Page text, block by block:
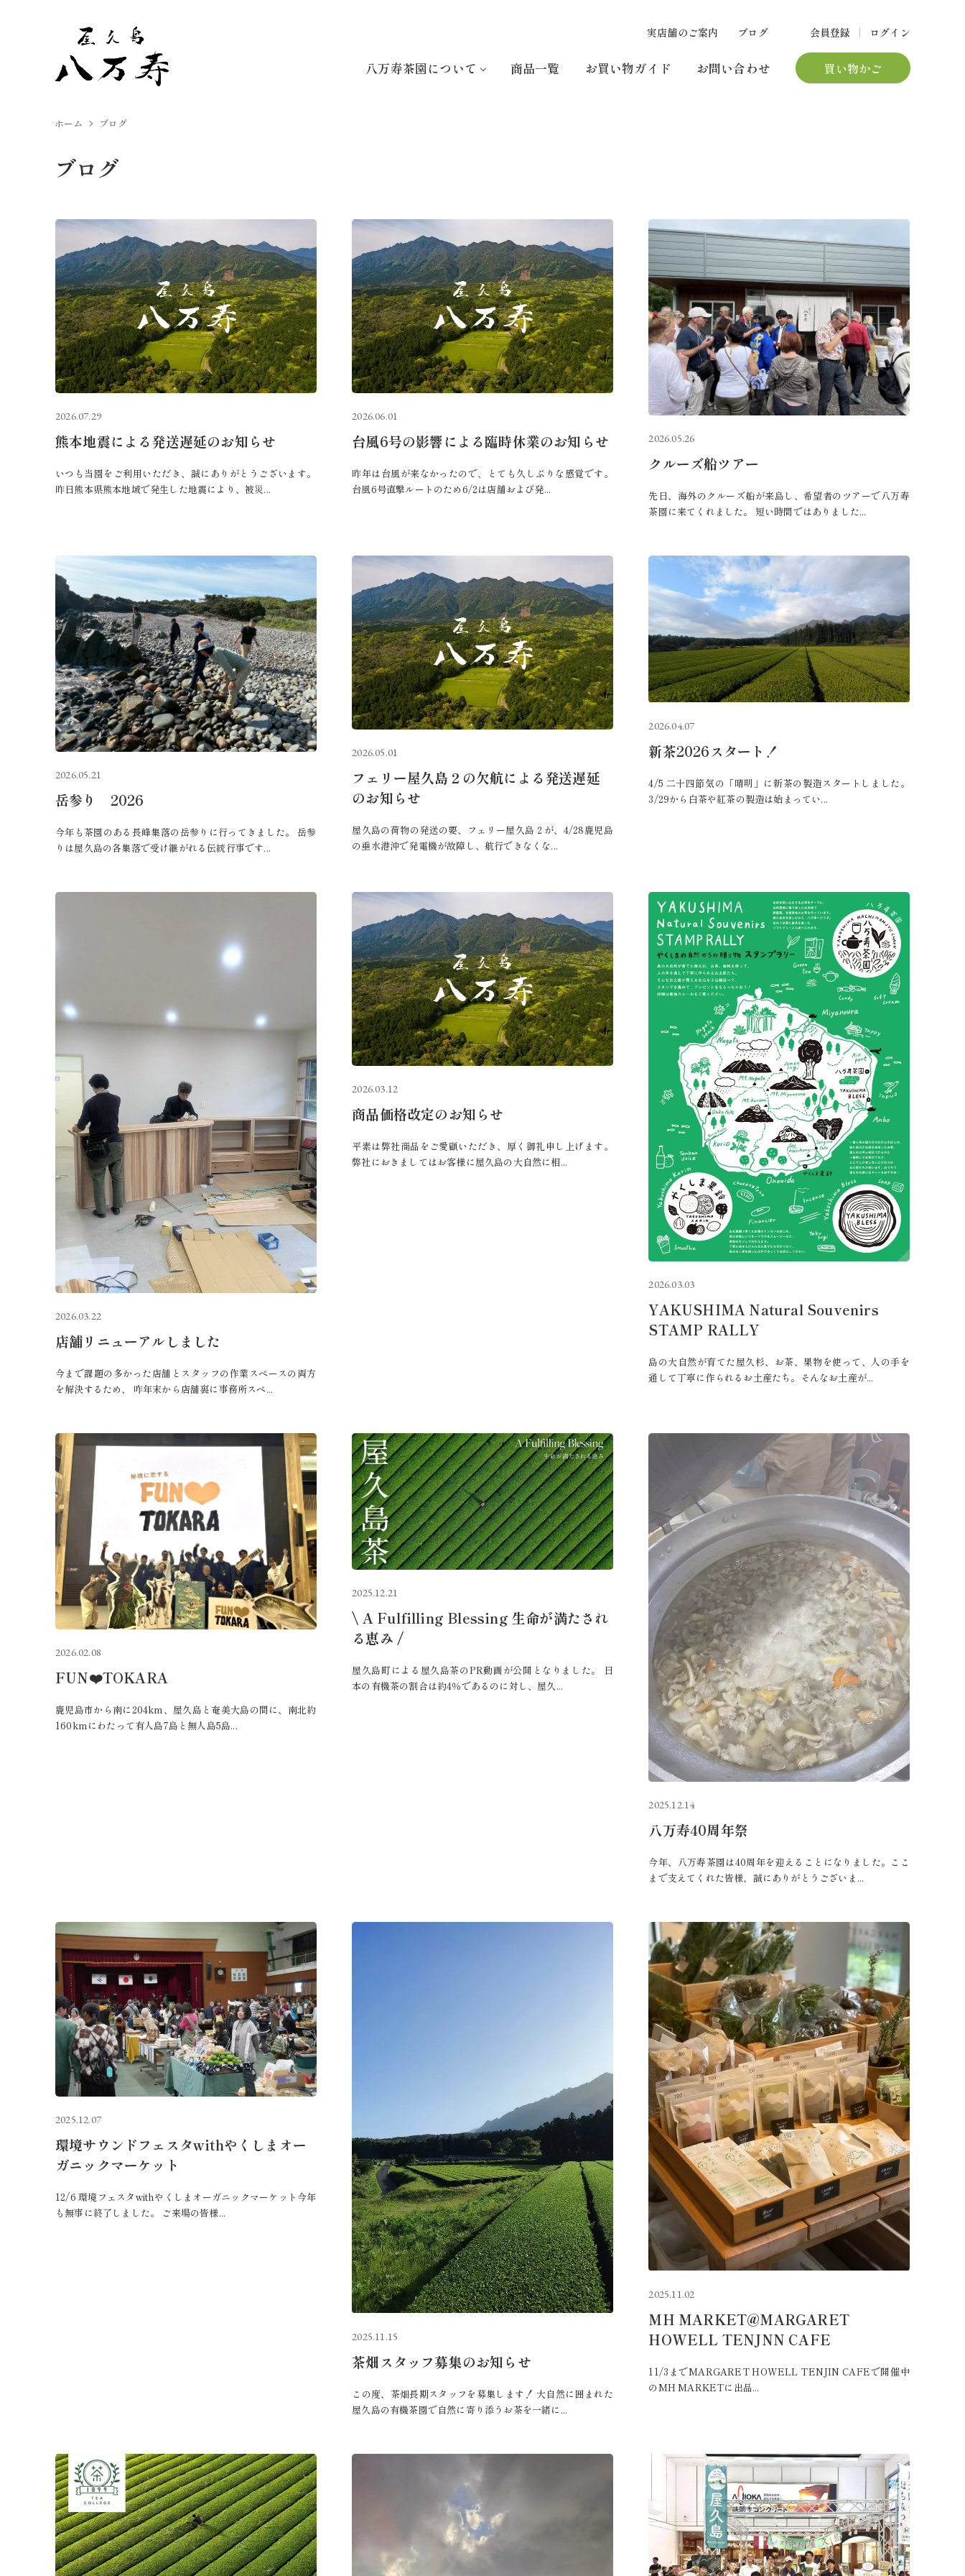
実店舗のご案内 ブログ 会員登録 ログイン
八万寿茶園について 商品一覧 お買い物ガイド お問い合わせ 買い物かご
ホーム ブログ
ブログ
2026.07.29
熊本地震による発送遅延のお知らせ
いつも当園をご利用いただき、誠にありがとうございます。
昨日熊本県熊本地域で発生した地震により、被災...
2026.06.01
台風6号の影響による臨時休業のお知らせ
昨年は台風が来なかったので、とても久しぶりな感覚です。
台風6号直撃ルートのため6/2は店舗および発...
2026.05.26
クルーズ船ツアー
先日、海外のクルーズ船が来島し、希望者のツアーで八万寿
茶園に来てくれました。 短い時間ではありました...
2026.05.21
岳参り 2026
今年も茶園のある長峰集落の岳参りに行ってきました。 岳参
りは屋久島の各集落で受け継がれる伝統行事です...
2026.05.01
フェリー屋久島２の欠航による発送遅延
のお知らせ
屋久島の荷物の発送の要、フェリー屋久島２が、4/28鹿児島
の垂水港沖で発電機が故障し、航行できなくな...
2026.04.07
新茶2026スタート！
4/5 二十四節気の「晴明」に新茶の製造スタートしました。
3/29から白茶や紅茶の製造は始まってい...
2026.03.22
店舗リニューアルしました
今まで課題の多かった店舗とスタッフの作業スペースの両方
を解決するため、 咋年末から店舗裏に事務所スペ...
2026.03.12
商品価格改定のお知らせ
平素は弊社商品をご愛顧いただき、厚く御礼申し上げます。
弊社におきましてはお客様に屋久島の大自然に相...
2026.03.03
YAKUSHIMA Natural Souvenirs
STAMP RALLY
島の大自然が育てた屋久杉、お茶、果物を使って、人の手を
通して丁寧に作られるお土産たち。そんなお土産が...
2026.02.08
FUN❤️TOKARA
鹿児島市から南に204km、屋久島と奄美大島の間に、南北約
160kmにわたって有人島7島と無人島5島...
2025.12.21
\ A Fulfilling Blessing 生命が満たされ
る恵み /
屋久島町による屋久島茶のPR動画が公開となりました。 日
本の有機茶の割合は約4％であるのに対し、屋久...
2025.12.14
八万寿40周年祭
今年、八万寿茶園は40周年を迎えることになりました。ここ
まで支えてくれた皆様、誠にありがとうございま...
2025.12.07
環境サウンドフェスタwithやくしまオー
ガニックマーケット
12/6 環境フェスタwithやくしまオーガニックマーケット今年
も無事に終了しました。 ご来場の皆様...
2025.11.15
茶畑スタッフ募集のお知らせ
この度、茶畑長期スタッフを募集します！ 大自然に囲まれた
屋久島の有機茶園で自然に寄り添うお茶を一緒に...
2025.11.02
MH MARKET@MARGARET
HOWELL TENJNN CAFE
11/3までMARGARET HOWELL TENJIN CAFEで開催中
のMH MARKETに出品...